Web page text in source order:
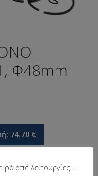
Φ48mm
74.70 €
από λειτουργίες...